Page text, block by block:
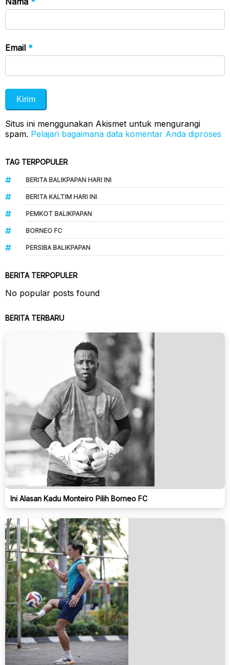
Email *
Situs ini menggunakan Akismet untuk mengurangi
spam. Pelajari bagaimana data komentar Anda diproses
TAG TERPOPULER
BERITA BALIKPAPAN HARI INI
BERITA KALTIM HARI INI
PEMKOT BALIKPAPAN
BORNEO FC
PERSIBA BALIKPAPAN
BERITA TERPOPULER
No popular posts found
BERITA TERBARU
Ini Alasan Kadu Monteiro Pilih Borneo FC